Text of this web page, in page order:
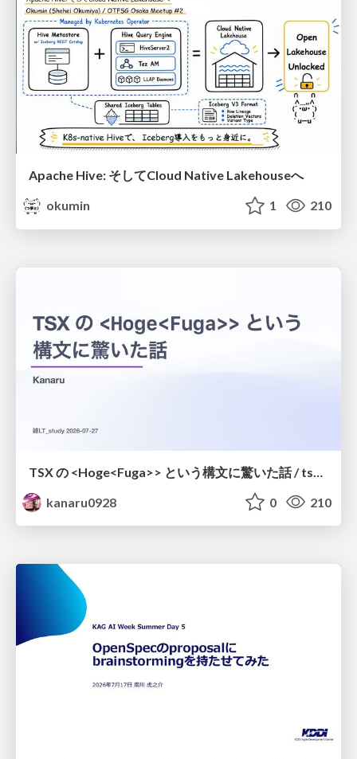
Apache Hive: そしてCloud Native Lakehouseへ
okumin
1 210
kanaru0928
0 210